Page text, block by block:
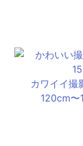
カワイイ撮
120cm〜